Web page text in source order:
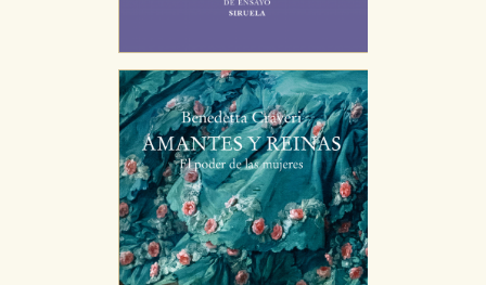
de navegación y optimizar el funcionamiento de
nuestro sitio web. Almacenan configuraciones de
servicios para que no tenga que reconfigurarlos cada
vez que nos visita. La información es agregada y, por lo
tanto, es anónima.
Cookies de publicidad y redes sociales
Estas cookies son gestionadas por nuestros socios
publicitarios y se utilizan para mostrar publicidad
relevante para sus intereses en otros sitios. No
almacenan directamente información personal sino
que se basan en la identificación única de su
navegador y dispositivo de internet.